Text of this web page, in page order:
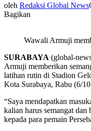
oleh Redaksi Global News
Bagikan
Wawali Armuji
SURABAYA (global-
Armuji memberikan
latihan rutin di Stadion
Kota Surabaya, Rabu (6/
“Saya mendapatkan
kalian harus semangat
kepada para pemain